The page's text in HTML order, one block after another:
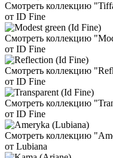
Смотреть коллекцию
от ID Fine
Смотреть коллекцию
от ID Fine
Смотреть коллекцию
от ID Fine
Смотреть коллекцию
от ID Fine
Смотреть коллекцию
от Lubiana